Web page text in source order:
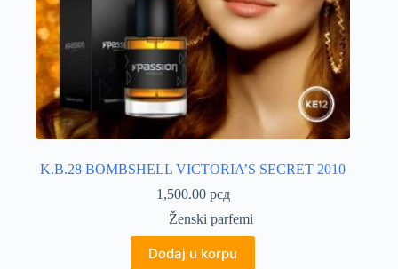
K.B.28 BOMBSHELL VICTORIA’S SECRET 2010
1,500.00 рсд
Ženski parfemi
Dodaj u korpu